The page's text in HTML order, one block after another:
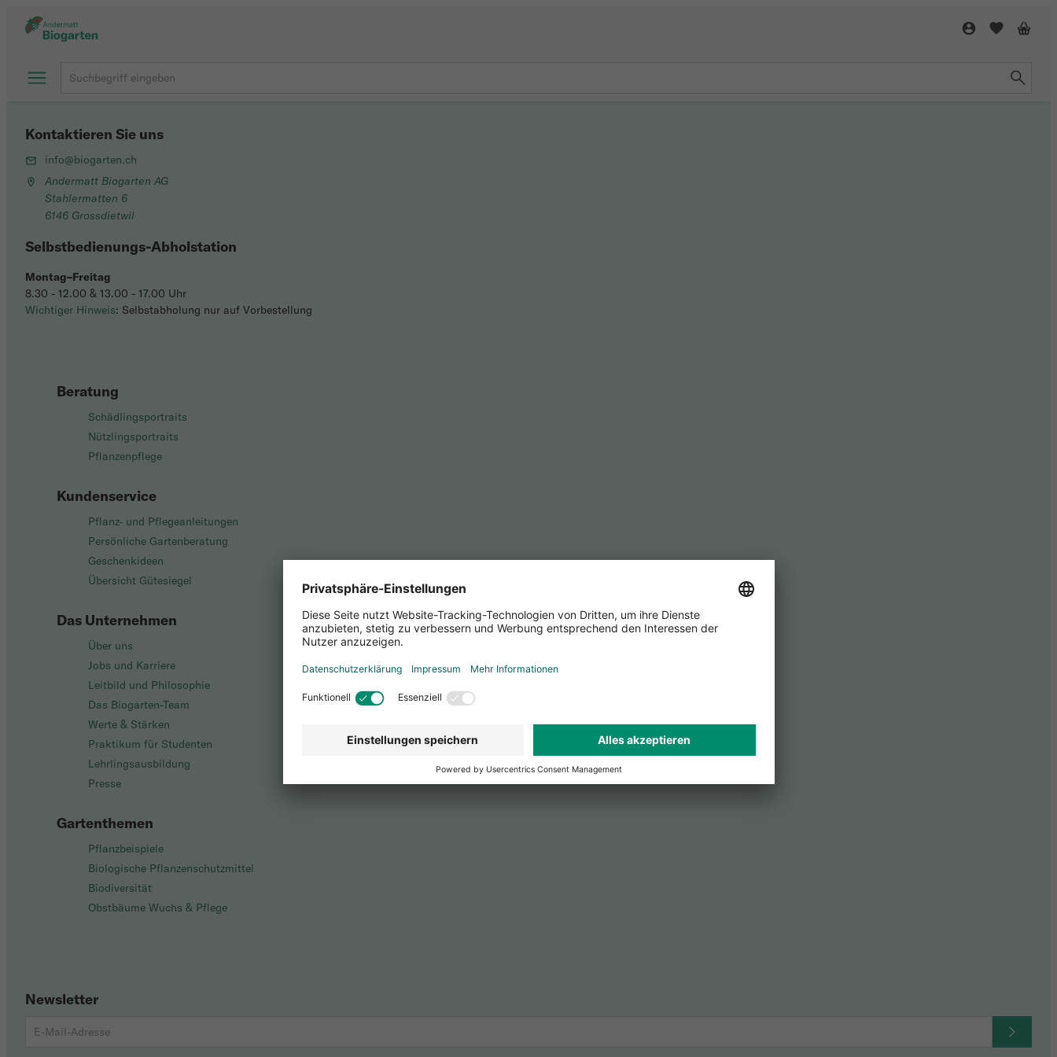
Beratung
Schädlingsportraits
Nützlingsportraits
Pflanzenpflege
Kundenservice
Pflanz- und Pflegeanleitungen
Persönliche Gartenberatung
Geschenkideen
Übersicht Gütesiegel
Das Unternehmen
Über uns
Jobs und Karriere
Leitbild und Philosophie
Das Biogarten-Team
Werte & Stärken
Praktikum für Studenten
Lehrlingsausbildung
Presse
Gartenthemen
Pflanzbeispiele
Biologische Pflanzenschutzmittel
Biodiversität
Obstbäume Wuchs & Pflege
Newsletter
Kontaktieren Sie uns
info@biogarten.ch
Andermatt Biogarten AG
Stahlermatten 6
6146 Grossdietwil
Selbstbedienungs-Abholstation
Montag–Freitag
8.30 - 12.00 & 13.00 - 17.00 Uhr
Wichtiger Hinweis: Selbstabholung nur auf Vorbestellung